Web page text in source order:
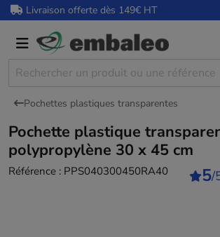
Livraison offerte dès 149€ HT
Pochettes plastiques transparentes
Pochette plastique
polypropylène 30 x 45 cm
Référence : PPS040300450RA40 5/